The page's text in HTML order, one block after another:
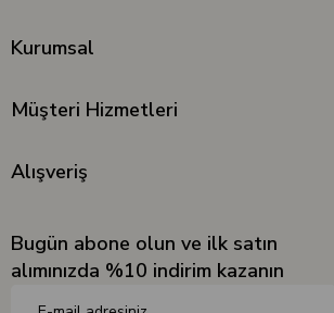
Kurumsal
Müşteri Hizmetleri
Alışveriş
Bugün abone olun ve ilk satın
alımınızda %10 indirim kazanın